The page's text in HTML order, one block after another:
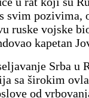
svim pozivima,
ruske vojske
kapetan
Srba u
sa širokim
od